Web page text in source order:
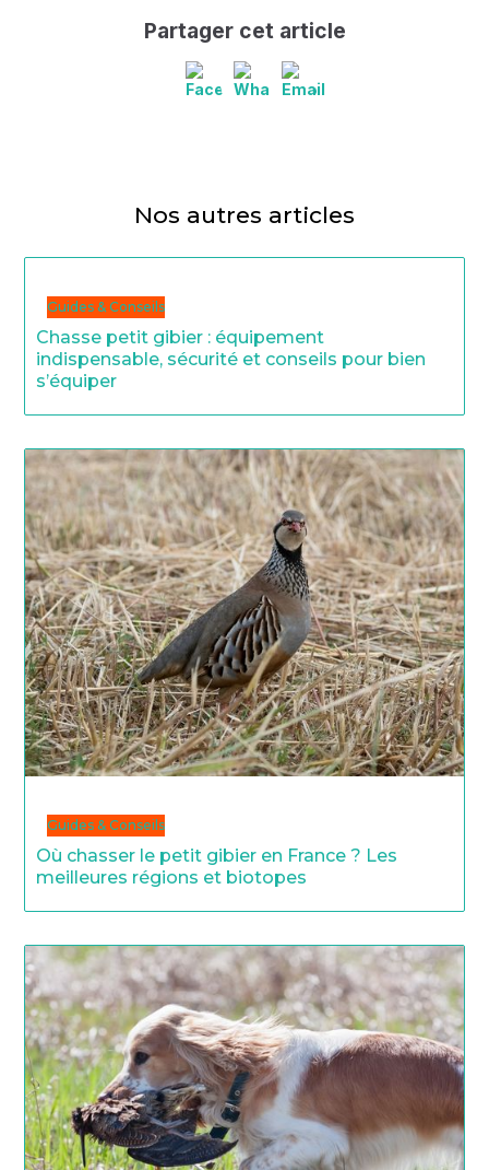
Partager cet article
Nos autres articles
Guides & Conseils
Chasse petit gibier : équipement
indispensable, sécurité et conseils pour bien
s’équiper
Guides & Conseils
Où chasser le petit gibier en France ? Les
meilleures régions et biotopes